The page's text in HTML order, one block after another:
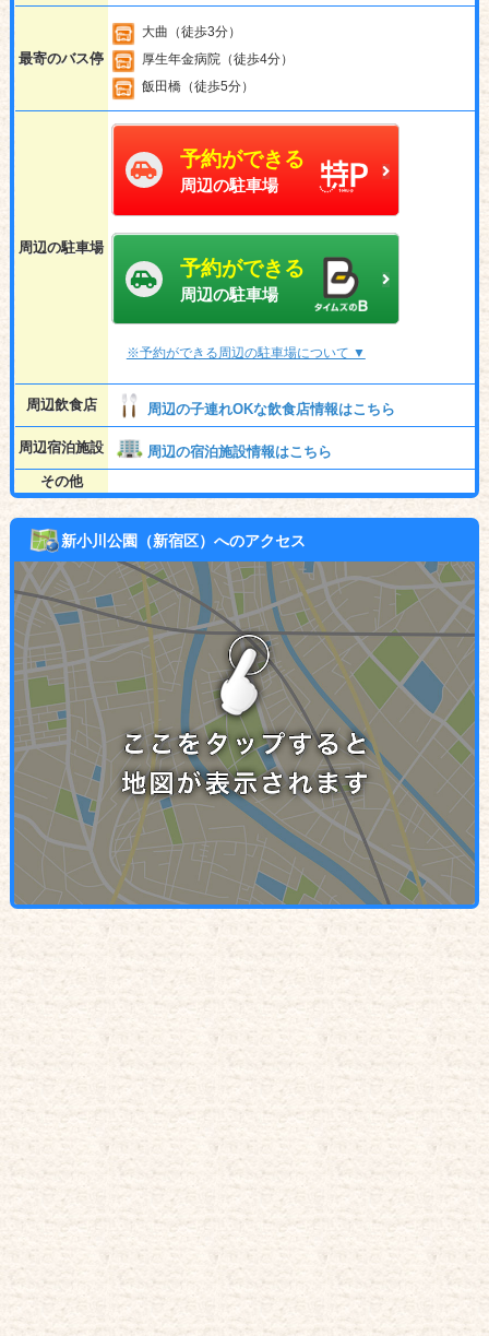
最寄のバス停
大曲（徒歩3分）
厚生年金病院（徒歩4分）
飯田橋（徒歩5分）
周辺の駐車場
予約ができる
周辺の駐車場
予約ができる
周辺の駐車場
※予約ができる周辺の駐車場について ▼
周辺飲食店 周辺の子連れOKな飲食店情報はこちら
周辺宿泊施設
周辺の宿泊施設情報はこちら
その他
新小川公園（新宿区）へのアクセス